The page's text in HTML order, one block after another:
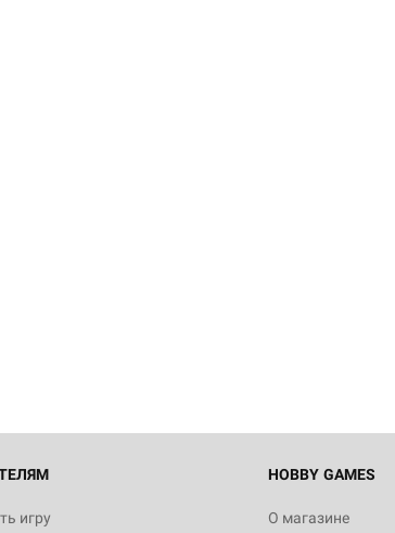
игру
HOBBY GAMES
О магазине